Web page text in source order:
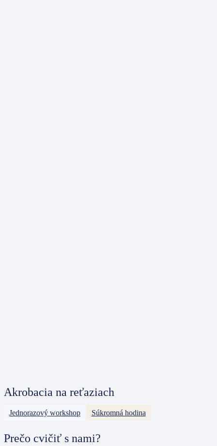
Akrobacia na reťaziach
Jednorazový workshop Súkromná hodina
Prečo cvičiť s nami?